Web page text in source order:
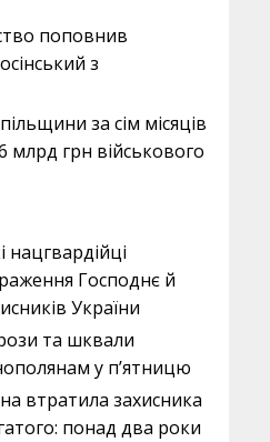
поповнив
з
за сім місяців
млрд грн військового
нацгвардійці
Господнє й
України
та шквали
у п’ятницю
втратила захисника
понад два роки